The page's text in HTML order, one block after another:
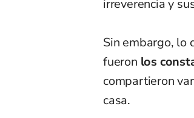
irreverencia y
Sin embargo, lo
fueron los
compartieron
casa.